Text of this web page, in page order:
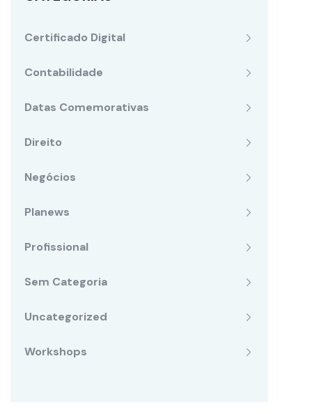
Certificado Digital
Contabilidade
Datas Comemorativas
Direito
Negócios
Planews
Profissional
Sem Categoria
Uncategorized
Workshops